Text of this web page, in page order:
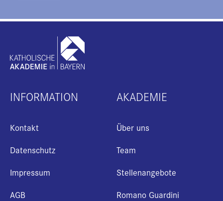
INFORMATION
Kontakt
Datenschutz
Impressum
AGB
AKADEMIE
Über uns
Team
Stellenangebote
Romano Guardini